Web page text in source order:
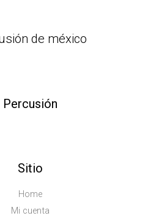
de méxico
Percusión
Sitio
Home
Mi cuenta